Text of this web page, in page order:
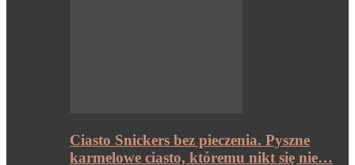
Ciasto Snickers bez pieczenia. Pyszne
karmelowe ciasto, któremu nikt się nie…